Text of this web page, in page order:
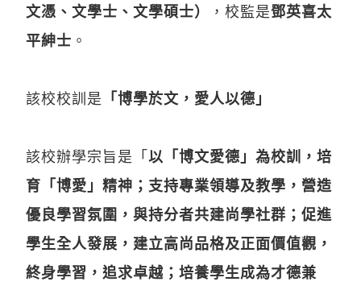
文憑、文學士、文學碩士）
，校監是鄧英喜太
平紳士 。
該校校訓是 「博學於文，愛人以德」
該校辦學宗旨是「以「博文愛德」為校訓，培
育「博愛」精神；支持專業領導及教學，營造
優良學習氛圍，與持分者共建尚學社群；促進
學生全人發展，建立高尚品格及正面價值觀，
終身學習，追求卓越；培養學生成為才德兼